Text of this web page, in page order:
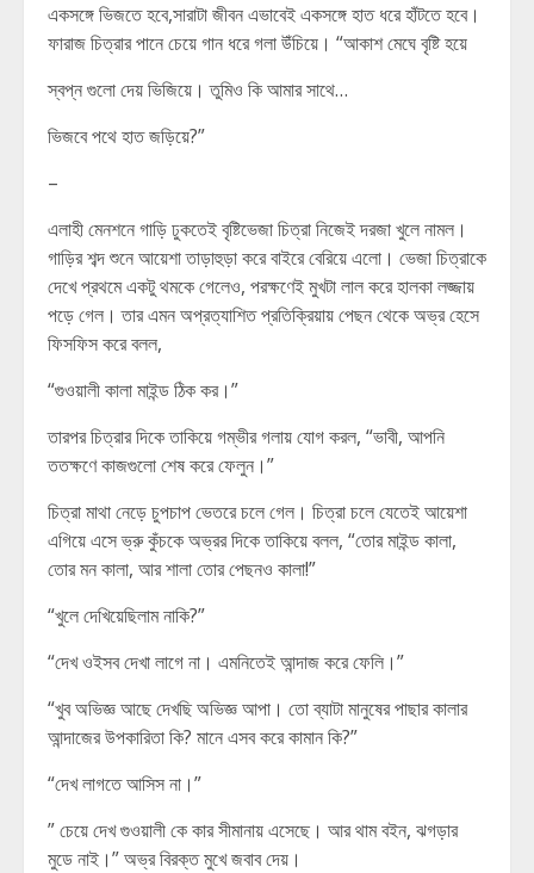
একসঙ্গে ভিজতে হবে,সারাটা জীবন এভাবেই একসঙ্গে হাত ধরে হাঁটতে হবে।
ফারাজ চিত্রার পানে চেয়ে গান ধরে গলা উঁচিয়ে। “আকাশ মেঘে বৃষ্টি হয়ে
স্বপ্ন গুলো দেয় ভিজিয়ে। তুমিও কি আমার সাথে…
ভিজবে পথে হাত জড়িয়ে?”
–
এলাহী মেনশনে গাড়ি ঢুকতেই বৃষ্টিভেজা চিত্রা নিজেই দরজা খুলে নামল।
গাড়ির শব্দ শুনে আয়েশা তাড়াহুড়া করে বাইরে বেরিয়ে এলো। ভেজা চিত্রাকে
দেখে প্রথমে একটু থমকে গেলেও, পরক্ষণেই মুখটা লাল করে হালকা লজ্জায়
পড়ে গেল। তার এমন অপ্রত্যাশিত প্রতিক্রিয়ায় পেছন থেকে অভ্র হেসে
ফিসফিস করে বলল,
“গুওয়ালী কালা মাইন্ড ঠিক কর।”
তারপর চিত্রার দিকে তাকিয়ে গম্ভীর গলায় যোগ করল, “ভাবী, আপনি
ততক্ষণে কাজগুলো শেষ করে ফেলুন।”
চিত্রা মাথা নেড়ে চুপচাপ ভেতরে চলে গেল। চিত্রা চলে যেতেই আয়েশা
এগিয়ে এসে ভ্রু কুঁচকে অভ্রর দিকে তাকিয়ে বলল, “তোর মাইন্ড কালা,
তোর মন কালা, আর শালা তোর পেছনও কালা!”
“খুলে দেখিয়েছিলাম নাকি?”
“দেখ ওইসব দেখা লাগে না। এমনিতেই আন্দাজ করে ফেলি।”
“খুব অভিজ্ঞ আছে দেখছি অভিজ্ঞ আপা। তো ব্যাটা মানুষের পাছার কালার
আন্দাজের উপকারিতা কি? মানে এসব করে কামান কি?”
“দেখ লাগতে আসিস না।”
” চেয়ে দেখ গুওয়ালী কে কার সীমানায় এসেছে। আর থাম বইন, ঝগড়ার
মুডে নাই।” অভ্র বিরক্ত মুখে জবাব দেয়।